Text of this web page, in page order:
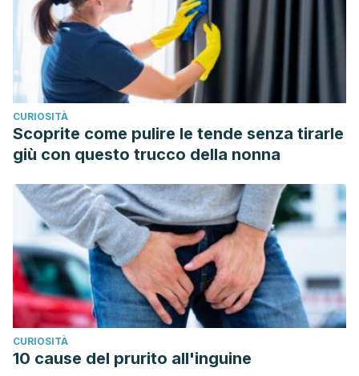
Trigonella foenum-graecum ). Pakistan Journal of
Analytical & Environmental Chemistry.
Ross, C. M., & Poluhowich, J. J. (1984). The effect of apple
cider vinegar on adjuvant arthritic rats. Nutrition Research.
https://doi.org/10.1016/S0271-5317
Powanda, M. C., Whitehouse, M. W., & Rainsford, K. D.
(2015). Celery Seed and Related Extracts with Antiarthritic,
Antiulcer, and Antimicrobial Activities. Prog Drug Res.
https://doi.org/http://dx.doi.org/10.1007/978-3-0348-0927-
6_4
Tyagi, S., J. Chirag, P., Dhruv, M., Ishita, M., Gupta, A. K.,
Usman, M. R. M., … Maheshwari, R. K. (2013). Medical
Benefits of Apium Graveolens (Celery Herb). Journal of
Drug Discovery and Therapeutics.
Therkleson, T. (2010). Ginger compress therapy for adults
with osteoarthritis. Journal of Advanced Nursing.
https://doi.org/10.1111/j.1365-2648.2010.05355.x
CURIOSITÀ
Scoprite come pulire le tende senza tirarle
giù con questo trucco della nonna
CURIOSITÀ
10 cause del prurito all'inguine